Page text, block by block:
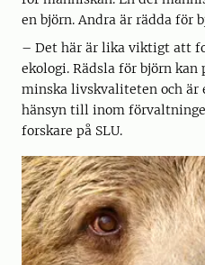
en björn. Andra är rädda för
– Det här är lika viktigt att
ekologi. Rädsla för björn kan
minska livskvaliteten och
hänsyn till inom
forskare på SLU.